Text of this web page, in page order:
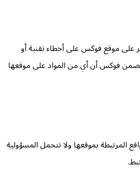
على موقع فوكس على أخطاء تقنية أو
تضمن فوكس أن أي من المواد على موقعها
المرتبطة بموقعها ولا تتحمل المسؤولية